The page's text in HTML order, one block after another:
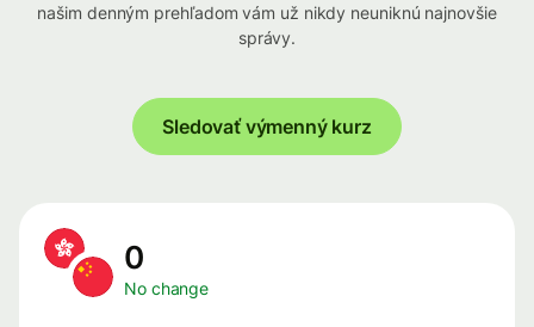
našim denným prehľadom vám už nikdy neuniknú najnovšie
správy.
Sledovať výmenný kurz
0
No change